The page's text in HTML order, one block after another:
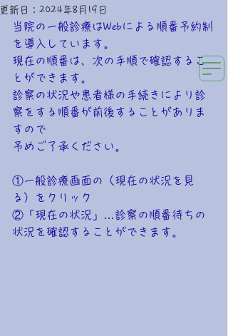
らいの森キッズクリニック
小児科専門・新生児内科専門医のクリニック
更新日： 2024年8月19日
当院の一般診療はWebによる順番予約制
を導入してい ます。
現在の順番は、次の手順で確認するこ
とができます。
診察の状況や患者様の手続きにより診
察をする順番が前後することがありま
すので
予めご了承ください。
​①一般診療画面の（現在の状況を見
る）をクリック
②「現在の状況」…診察の順番待ちの
状況を確認することができます。